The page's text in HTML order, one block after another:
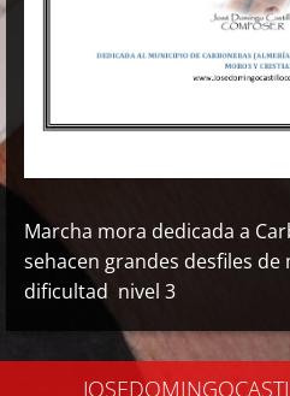
Marcha mora dedicada a
sehacen grandes desfiles
dificultad nivel 3